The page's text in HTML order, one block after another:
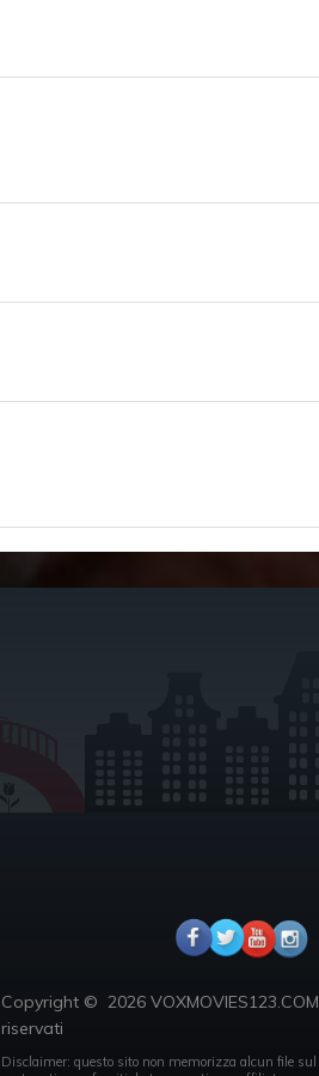
Copyright © 2026 VOXMOVIES123.COM
riservati
Disclaimer: questo sito non memorizza alcun file sul